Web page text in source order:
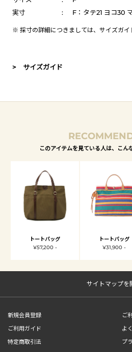
実寸
: F：タテ21 ヨコ30
※ 採寸の詳細につきましては、 サイズガイ
> サイズガイド
このアイテムを見ている人は、こん
トートバッグ
¥57,200 -
トートバッグ
¥31,900 -
サイトマップを
新規会員登録
ご
ご利用ガイド
よ
特定商取引法
プ